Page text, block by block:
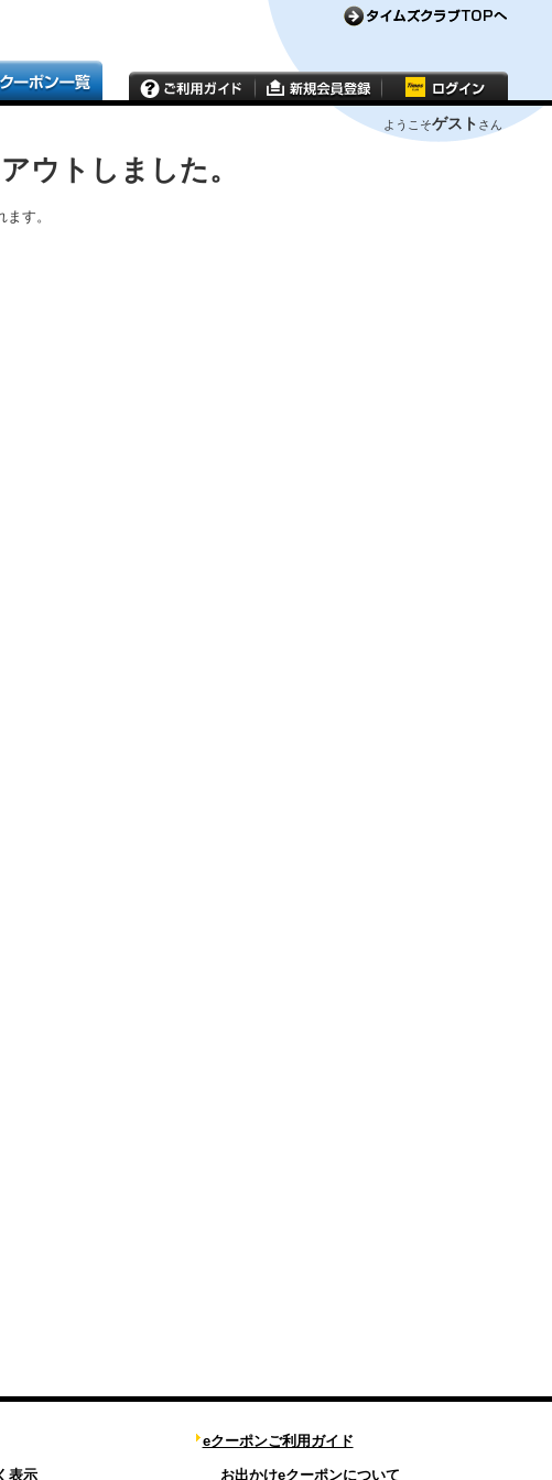
ようこそゲスト さん
ウトしました。
す。
表示
eクーポンご利用ガイド
お出かけeクーポンについて